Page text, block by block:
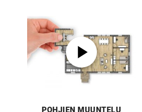
POHJIEN MUUNTELU